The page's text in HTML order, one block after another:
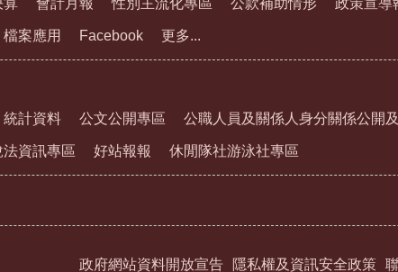
算 會計月報 性別主流化專區 公款補助情形 政策宣導
檔案應用 Facebook 更多...
統計資料 公文公開專區 公職人員及關係人身分關係公開
法資訊專區 好站報報 休閒隊社游泳社專區
政府網站資料開放宣告 隱私權及資訊安全政策